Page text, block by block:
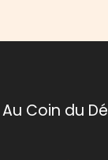
Au Coin du Dé